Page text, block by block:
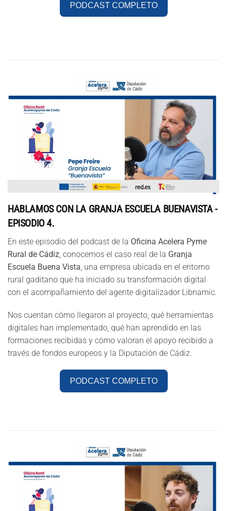
PODCAST COMPLETO
HABLAMOS CON LA GRANJA ESCUELA BUENAVISTA -
EPISODIO 4.
En este episodio del podcast de la Oficina Acelera Pyme
Rural de Cádiz, conocemos el caso real de la Granja
Escuela Buena Vista, una empresa ubicada en el entorno
rural gaditano que ha iniciado su transformación digital
con el acompañamiento del agente digitalizador Libnamic.
Nos cuentan cómo llegaron al proyecto, qué herramientas
digitales han implementado, qué han aprendido en las
formaciones recibidas y cómo valoran el apoyo recibido a
través de fondos europeos y la Diputación de Cádiz.
PODCAST COMPLETO